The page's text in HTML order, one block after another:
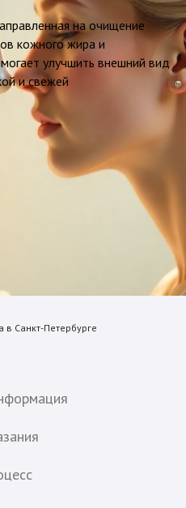
на очищение
кожного жира и
улучшить внешний вид
и свежей
в Санкт-Петербурге